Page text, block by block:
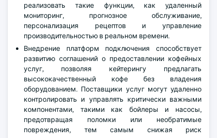
реализовать такие функции, как удаленный
мониторинг, прогнозное обслуживание,
персонализация рецептов и управление
производительностью в реальном времени.
Внедрение платформ подключения способствует
развитию соглашений о предоставлении кофейных
услуг, позволяя кейтерингу предлагать
высококачественный кофе без владения
оборудованием. Поставщики услуг могут удаленно
контролировать и управлять критически важными
компонентами, такими как бойлеры и насосы,
предотвращая поломки или необратимые
повреждения, тем самым снижая риск